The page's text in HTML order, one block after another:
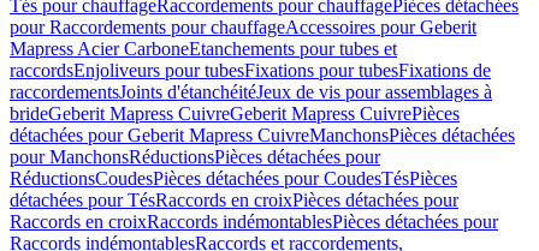
Tés pour chauffageRaccordements pour chauffagePièces détachées
pour Raccordements pour chauffageAccessoires pour Geberit
Mapress Acier CarboneEtanchements pour tubes et
raccordsEnjoliveurs pour tubesFixations pour tubesFixations de
raccordementsJoints d'étanchéitéJeux de vis pour assemblages à
brideGeberit Mapress CuivreGeberit Mapress CuivrePièces
détachées pour Geberit Mapress CuivreManchonsPièces détachées
pour ManchonsRéductionsPièces détachées pour
RéductionsCoudesPièces détachées pour CoudesTésPièces
détachées pour TésRaccords en croixPièces détachées pour
Raccords en croixRaccords indémontablesPièces détachées pour
Raccords indémontablesRaccords et raccordements,